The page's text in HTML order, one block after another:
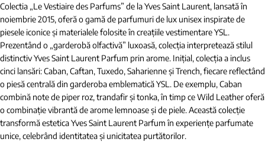
Colectia „Le Vestiaire des Parfums” de la Yves Saint Laurent, lansată în
noiembrie 2015, oferă o gamă de parfumuri de lux unisex inspirate de
piesele iconice și materialele folosite în creațiile vestimentare YSL.
Prezentând o „garderobă olfactivă” luxoasă, colecția interpretează stilul
distinctiv Yves Saint Laurent Parfum prin arome. Inițial, colecția a inclus
cinci lansări: Caban, Caftan, Tuxedo, Saharienne și Trench, fiecare reflectând
o piesă centrală din garderoba emblematică YSL. De exemplu, Caban
combină note de piper roz, trandafir și tonka, în timp ce Wild Leather oferă
o combinație vibrantă de arome lemnoase și de piele. Această colecție
transformă estetica Yves Saint Laurent Parfum în experiențe parfumate
unice, celebrând identitatea și unicitatea purtătorilor.